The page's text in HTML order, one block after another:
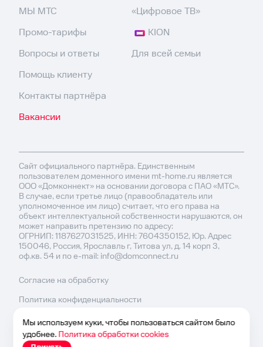
МЫ МТС
Промо-тарифы
Вопросы и ответы
Помощь клиенту
Контакты партнёра
Вакансии
«Цифровое ТВ»
KION
Для всей семьи
Сайт официального партнёра. Единственным
пользователем доменного имени mt-home.ru является
ООО «Домконнект» на основании договора с ПАО «МТС».
В случае, если третье лицо (правообладатель или
уполномоченное им лицо) считает, что его права на
объект интеллектуальной собственности нарушаются, он
может направить претензию по адресу:
ОГРНИП: 1187627031525, ИНН: 7604350152, Юр. Адрес
150046, Россия, Ярославль г, Титова ул, д. 14 корп 3,
оф.кв. 54 и по e-mail: info@domconnect.ru
Согласие на обработку
Политика конфиденциальности
Политика обработки cookies
Согласие на рекламу
Мы используем куки, чтобы пользоваться сайтом было
удобнее. Политика обработки cookies